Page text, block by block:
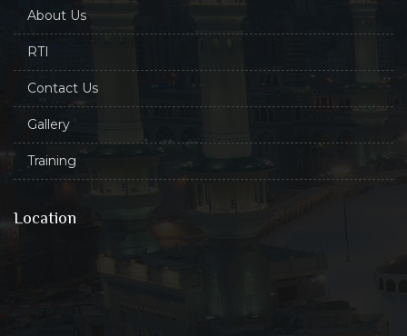
About Us
RTI
Contact Us
Gallery
Training
Location